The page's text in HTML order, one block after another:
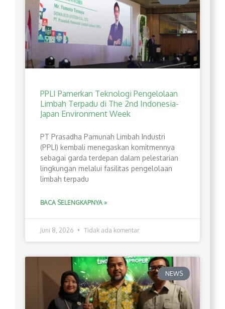
PPLI Pamerkan Teknologi Pengelolaan
Limbah Terpadu di The 2nd Indonesia-
Japan Environment Week
PT Prasadha Pamunah Limbah Industri
(PPLI) kembali menegaskan komitmennya
sebagai garda terdepan dalam pelestarian
lingkungan melalui fasilitas pengelolaan
limbah terpadu
BACA SELENGKAPNYA »
Juni 8, 2026 Tidak ada komentar
NEWS